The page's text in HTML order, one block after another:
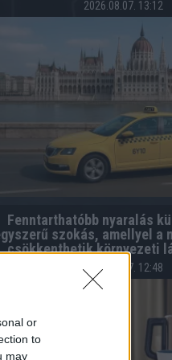
or
to
may
2026.08.07. 13:12
Fenntarthatóbb nyaralás
szokás, amellyel a
csökkenthetik környezeti
2026.08.07. 12:48